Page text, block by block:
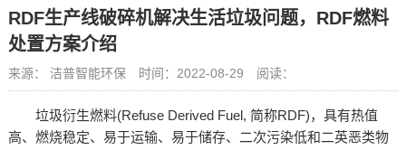
联系我们
RDF生产线破碎机解决生活垃圾问题，RDF燃料
处置方案介绍
来源： 洁普智能环保 时间：2022-08-29 阅读：
垃圾衍生燃料(Refuse Derived Fuel, 简称RDF)，具有热值
高、燃烧稳定、易于运输、易于储存、二次污染低和二英恶类物